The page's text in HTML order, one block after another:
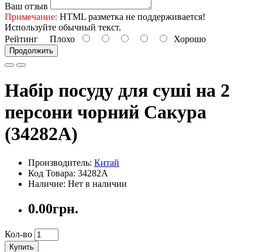
Ваш отзыв
Примечание: HTML разметка не поддерживается!
Используйте обычный текст.
Рейтинг Плохо Хорошо
Продолжить
Набір посуду для суші на 2
персони чорний Сакура
(34282A)
Производитель: Китай
Код Товара: 34282A
Наличие: Нет в наличии
0.00грн.
Кол-во
Купить